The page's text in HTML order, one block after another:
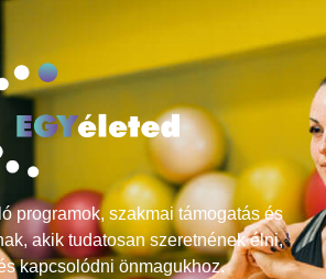
programok, szakmai támogatás és
akik tudatosan szeretnének élni,
kapcsolódni önmagukhoz.